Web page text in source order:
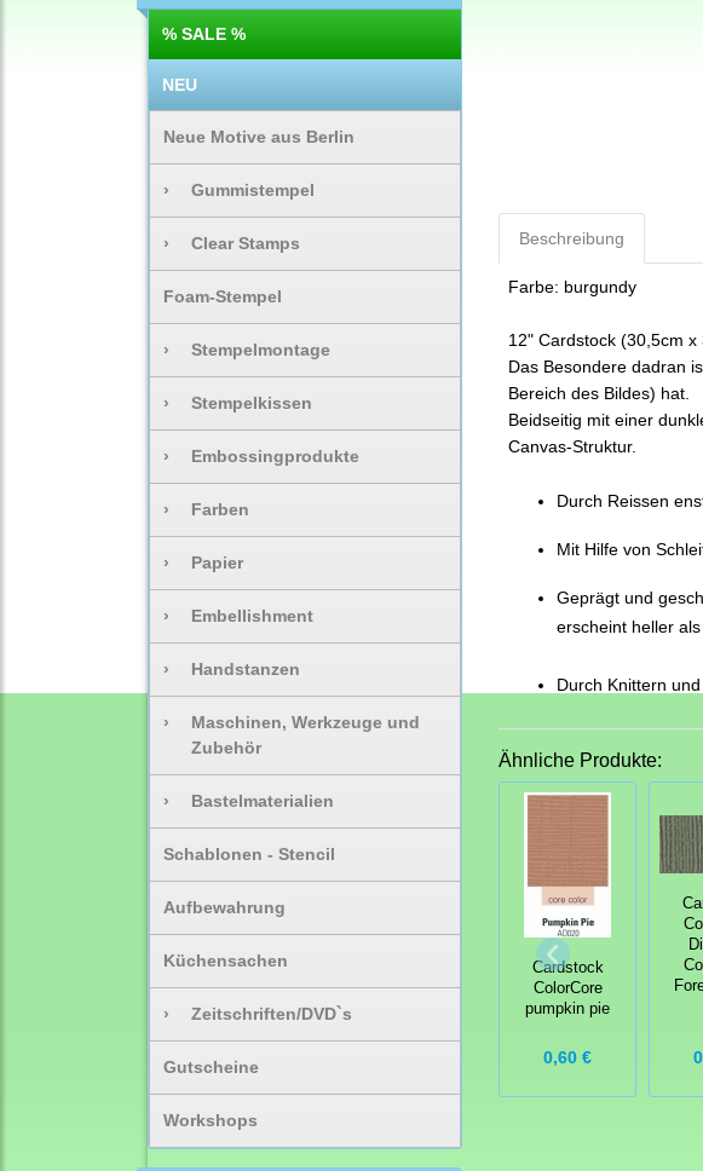
% SALE %
NEU
Neue Motive aus Berlin
› Gummistempel
› Clear Stamps
Foam-Stempel
› Stempelmontage
› Stempelkissen
› Embossingprodukte
› Farben
› Papier
› Embellishment
› Handstanzen
›
Maschinen, Werkzeuge und
Zubehör
› Bastelmaterialien
Schablonen - Stencil
Aufbewahrung
Küchensachen
› Zeitschriften/DVD`s
Gutscheine
Workshops
Beschreibung
Farbe: burgundy
12" Cardstock (30,5cm x
Das Besondere dadran
Bereich des Bildes) hat.
Beidseitig mit einer
Canvas-Struktur.
Durch Reissen
Mit Hilfe von
Geprägt und
erscheint heller
Durch Knittern
Ähnliche Produkte:
Cardstock
ColorCore
pumpkin pie
0,60 €